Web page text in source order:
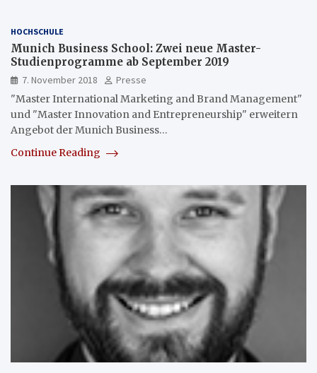
HOCHSCHULE
Munich Business School: Zwei neue Master-
Studienprogramme ab September 2019
7. November 2018
Presse
"Master International Marketing and Brand Management"
und "Master Innovation and Entrepreneurship" erweitern
Angebot der Munich Business…
Continue Reading